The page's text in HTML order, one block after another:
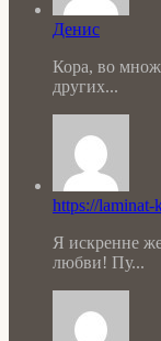
Денис
Кора, во
других...
https://laminat-
Я искренне
любви! Пу...